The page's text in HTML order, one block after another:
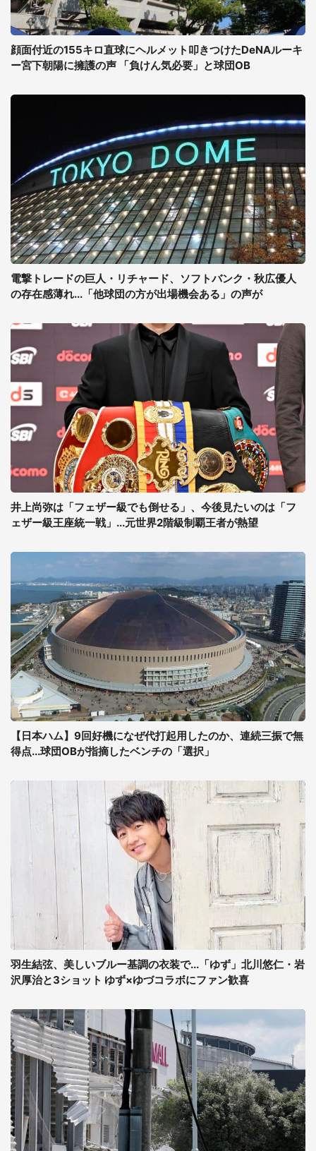
顔面付近の155キロ直球にヘルメット叩きつけたDeNAルーキ
ー宮下朝陽に擁護の声 「負けん気必要」と球団OB
電撃トレードの巨人・リチャード、ソフトバンク・秋広優人
の存在感薄れ...「他球団の方が出場機会ある」の声が
井上尚弥は「フェザー級でも倒せる」、今後見たいのは「フ
ェザー級王座統一戦」...元世界2階級制覇王者が熱望
【日本ハム】9回好機になぜ代打起用したのか、連続三振で無
得点...球団OBが指摘したベンチの「選択」
羽生結弦、美しいブルー基調の衣装で...「ゆず」北川悠仁・岩
沢厚治と3ショット ゆず×ゆづコラボにファン歓喜